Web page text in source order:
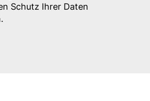
Schutz Ihrer Daten